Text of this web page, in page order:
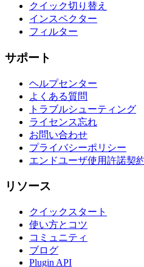
クイック切り替え
インスペクター
フィルター
サポート
ヘルプセンター
よくある質問
トラブルシューティング
ライセンス忘れ
お問い合わせ
プライバシーポリシー
エンドユーザ使用許諾契
リソース
クイックスタート
使い方とコツ
コミュニティ
ブログ
Plugin API